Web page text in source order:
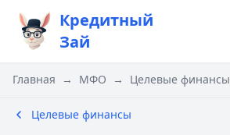
Кредитный
Зай
Главная → МФО → Целевые финансы
Целевые финансы